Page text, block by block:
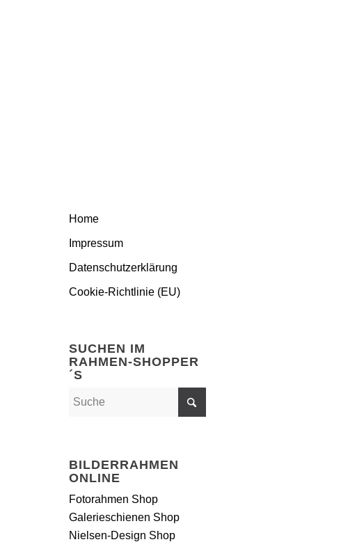
Home
Impressum
Datenschutzerklärung
Cookie-Richtlinie (EU)
SUCHEN IM
RAHMEN-SHOPPER
´S
BILDERRAHMEN
ONLINE
Fotorahmen Shop
Galerieschienen Shop
Nielsen-Design Shop